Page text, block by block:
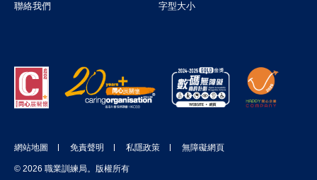
聯絡我們 字型大小
網站地圖 免責聲明 私隱政策 無障礙網頁
© 2026 職業訓練局。版權所有